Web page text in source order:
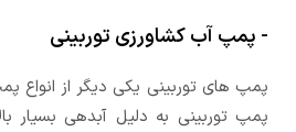
- پمپ آب کشاورزی توربینی
پمپ های توربینی یکی دیگر از انواع
پمپ توربینی به دلیل آبدهی بسیار